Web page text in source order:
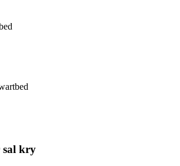
sal kry